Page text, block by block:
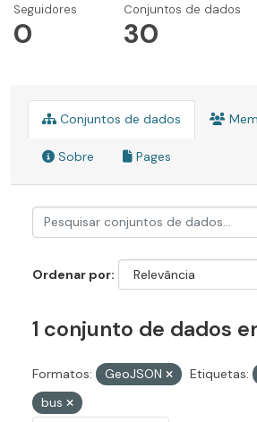
Seguidores
0
Conjuntos de dados
30
Conjuntos de dados
Sobre Pages
Ordenar por
1 conjunto de dados
Formatos: GeoJSON Etiquetas:
bus